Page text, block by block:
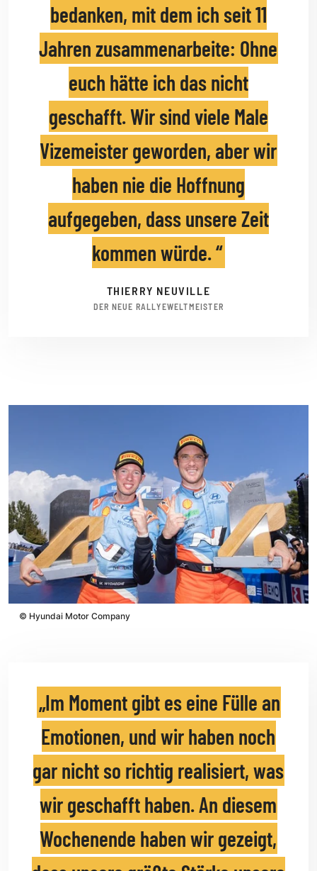
bedanken, mit dem ich seit 11
Jahren zusammenarbeite: Ohne
euch hätte ich das nicht
geschafft. Wir sind viele Male
Vizemeister geworden, aber wir
haben nie die Hoffnung
aufgegeben, dass unsere Zeit
kommen würde.
THIERRY NEUVILLE
DER NEUE RALLYEWELTMEISTER
© Hyundai Motor Company
Im Moment gibt es eine Fülle an
Emotionen, und wir haben noch
gar nicht so richtig realisiert, was
wir geschafft haben. An diesem
Wochenende haben wir gezeigt,